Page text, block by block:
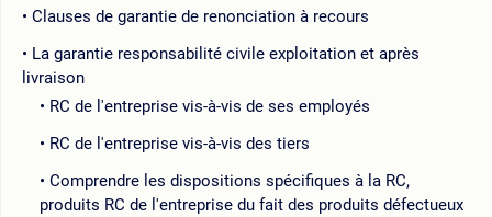
Clauses de garantie de renonciation à recours
La garantie responsabilité civile exploitation et après
livraison
RC de l'entreprise vis-à-vis de ses employés
RC de l'entreprise vis-à-vis des tiers
Comprendre les dispositions spécifiques à la RC,
produits RC de l'entreprise du fait des produits défectueux